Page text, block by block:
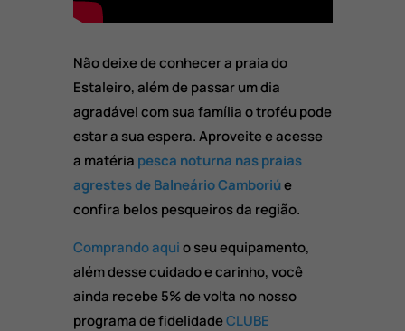
Não deixe de conhecer a praia do
Estaleiro, além de passar um dia
agradável com sua família o troféu pode
estar a sua espera. Aproveite e acesse
a matéria pesca noturna nas praias
agrestes de Balneário Camboriúe
confira belos pesqueiros da região.
Comprando aquio seu equipamento,
além desse cuidado e carinho, você
ainda recebe 5% de volta no nosso
programa de fidelidadeCLUBE